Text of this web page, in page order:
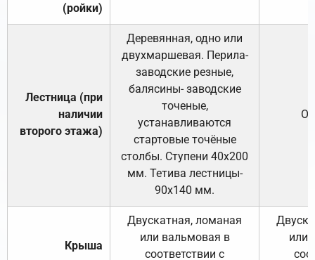
(ройки)
Лестница (при
наличии
второго этажа)
Деревянная, одно или
двухмаршевая. Перила-
заводские резные,
балясины- заводские
точеные,
устанавливаются
стартовые точёные
столбы. Ступени 40х200
мм. Тетива лестницы-
90х140 мм.
Крыша
Двускатная, ломаная
или вальмовая в
соответствии с
или